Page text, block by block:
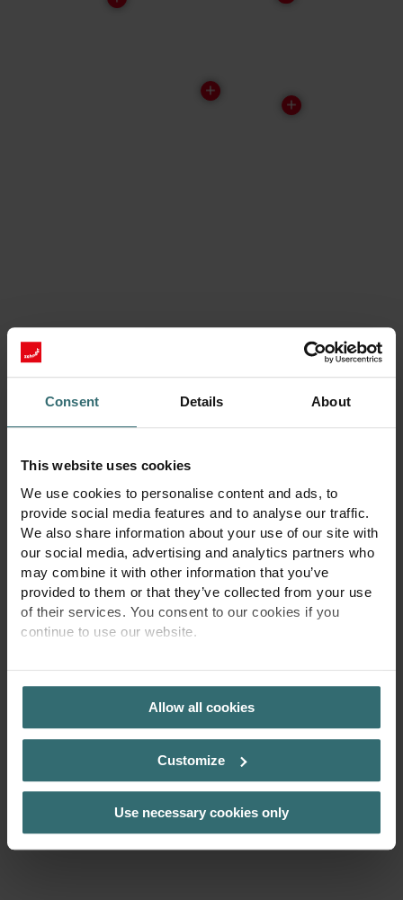
Consent Details About
This website uses cookies
We use cookies to personalise content and ads, to
provide social media features and to analyse our traffic.
We also share information about your use of our site with
our social media, advertising and analytics partners who
may combine it with other information that you’ve
provided to them or that they’ve collected from your use
of their services. You consent to our cookies if you
continue to use our website.
PRIVACY POLICY
Allow all cookies
Customize
Use necessary cookies only
Kurk komforto balansą su mūsų
vėsinimo gidu
Mūsų nemokamas gidas paaiškina, kaip efektyviai valdyti
namų perkaitimą – nuo šilumos šaltinių identifikavimo iki
Atsisiųsk mūsų vėsinimo gidą